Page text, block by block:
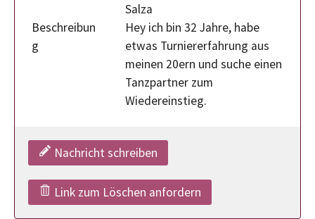
Salza
Beschreibun
g
Hey ich bin 32 Jahre, habe
etwas Turniererfahrung aus
meinen 20ern und suche einen
Tanzpartner zum
Wiedereinstieg.
Nachricht schreiben
Link zum Löschen anfordern